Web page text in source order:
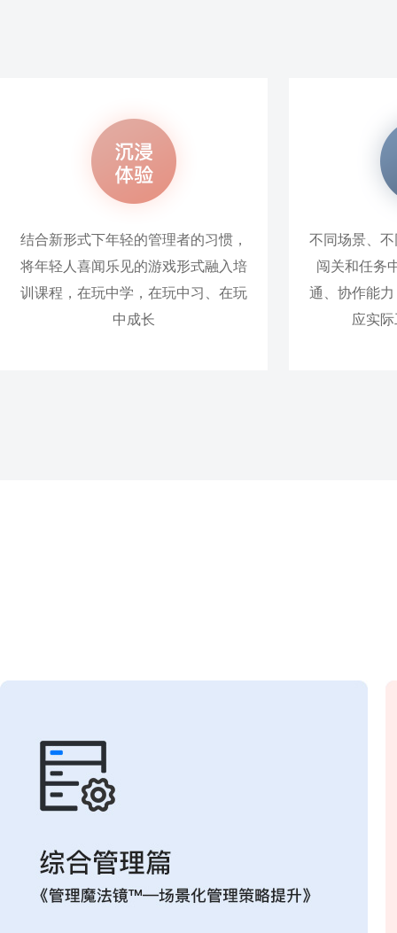
结合新形式下年轻的管理者的习惯，
将年轻人喜闻乐见的游戏形式融入培
训课程，在玩中学，在玩中习、在玩
中成长
不同场景、
闯关和任务
通、协作能
应实